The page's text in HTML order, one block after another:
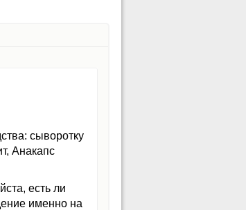
сыворотку
Анакапс
есть ли
именно на